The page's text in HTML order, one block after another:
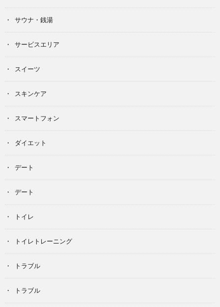
サウナ・銭湯
サービスエリア
スイーツ
スキンケア
スマートフォン
ダイエット
デート
デート
トイレ
トイレトレーニング
トラブル
トラブル